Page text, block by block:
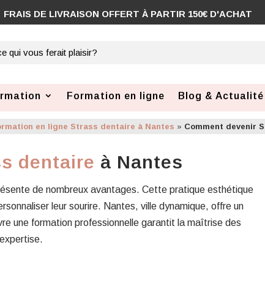
Formation en ligne Blog & Actualité
en ligne Strass dentaire à Nantes » Comment devenir
dentaire à Nantes
de nombreux avantages. Cette pratique esthétique
leur sourire. Nantes, ville dynamique, offre un
une formation professionnelle garantit la maîtrise des